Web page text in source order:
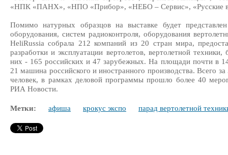
«НПК «ПАНХ», «НПО «Прибор», «НЕБО – Сервис», «Русские
Помимо натурных образцов на выставке будет
оборудования, систем радиоконтроля, оборудования
HeliRussia собрала 212 компаний из 20 стран мира,
разработки и эксплуатации вертолетов, вертолетной
них - 165 российских и 47 зарубежных. На площади почти в
21 машина российского и иностранного производства. Всего
человек, в рамках деловой программы прошло более 40
РИА Новости.
Метки: афиша крокус экспо парад вертолетной